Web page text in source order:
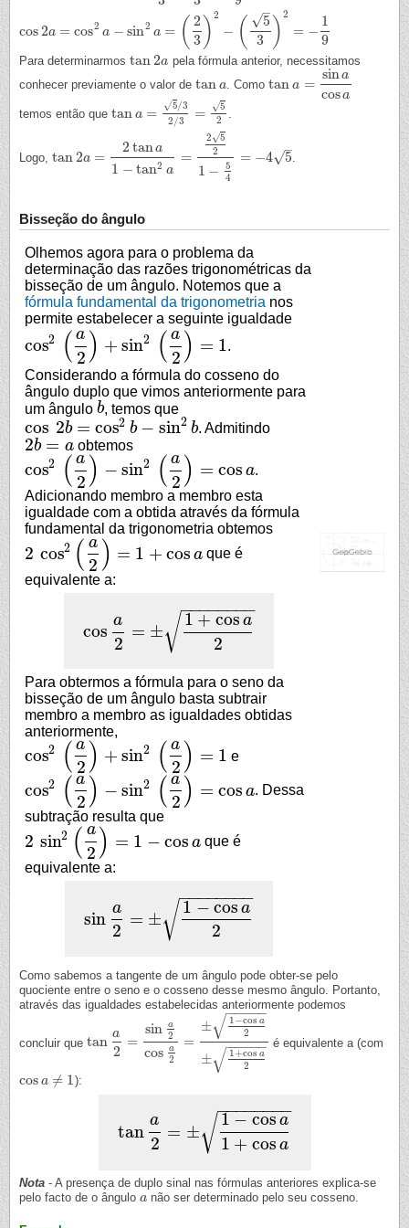
cos2a = cos2 a − sin2 a = ( 2
3 ) 2
− ( 5
–
√
3
)
2
= −
1
9
cos 2a= cos2a−sin 2a =(23 2−(5 3) 2=− 1
Para determinarmos tan2a
tan2 a
pela fórmula anterior, necessitamos
conhecer previamente o valor de tan a
tana . Comotan a =
sina
cosa
tana =sinacosa
temos então que tan a = 5
√ /3
2/3 = 5
√
2
tana =5/3 2/3=5
Logo, tan2a =
2 tana
1 − tan2 a
=
2 5
√
2
1 −
5
4
= −4 5
–
√
tan2 a=2 tana1−tan2a=2 21 −54=−4 .
Bisseção do ângulo
Olhemos agora para o problema da
determinação das razões trigonométricas da
bisseção de um ângulo. Notemos que a
fórmula fundamental da trigonometria nos
permite estabelecer a seguinte igualdade
cos2 ( a
2 ) + sin2 ( a
2 ) = 1
cos2 a 2)+ sin2 a2)=
.
Considerando a fórmula do cosseno do
ângulo duplo que vimos anteriormente para
um ângulo b
b, temos que
cos 2b = cos2 b − sin2 b
cos2 b=cos 2b−sin 2b . Admitindo
2b = a
2b=a obtemos
cos2 ( a
2 ) − sin2 ( a
2 ) = cos a
cos2 a 2)− sin2 a2)= cosa
.
Adicionando membro a membro esta
igualdade com a obtida através da fórmula
fundamental da trigonometria obtemos
2 cos2 ( a
2 ) = 1 + cos a
2 cos2(a 2 )=1 + cosa
que é
equivalente a:
cos
a
2
= ±
1 + cos a
2
− −
−−−−−−
√
cosa2=±1+cosa2
Para obtermos a fórmula para o seno da
bisseção de um ângulo basta subtrair
membro a membro as igualdades obtidas
anteriormente,
cos2 ( a
2 ) + sin2 ( a
2 ) = 1
cos2 a 2)+ sin2 a2)= e
cos2 ( a
2 ) − sin2 ( a
2 ) = cos a
cos2 a 2)− sin2 a2)= cosa
. Dessa
subtração resulta que
2 sin2 ( a
2 ) = 1 − cos a
2 sin2(a 2 )=1 − cos a
que é
equivalente a:
sin
a
2
= ±
1 − cos a
2
− −
−−−−−−
√
sina2=±1−cosa2
Como sabemos a tangente de um ângulo pode obter-se pelo
quociente entre o seno e o cosseno desse mesmo ângulo. Portanto,
através das igualdades estabelecidas anteriormente podemos
concluir que tan
a
2
=
sin a
2
cos a
2
=
± 1−cos a
2
− −
−−−
√
± 1+cos a
2
− −
−−−
√
tana 2= sin a2cosa2 =± 1−cosa2±1+cos a2
é equivalente a (com
cos a ≠ 1
cos a≠ 1 ):
tan
a
2
= ±
1−cosa
1 + cos a
− −
−−−−−−
√
tana2 =± 1−cosa1+cosa
Nota - A presença de duplo sinal nas fórmulas anteriores explica-se
pelo facto de o ângulo a
a não ser determinado pelo seu cosseno.